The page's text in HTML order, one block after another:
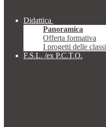
Didattica
Panoramica
Offerta formativa
I progetti delle classi
F.S.L. /ex P.C.T.O.